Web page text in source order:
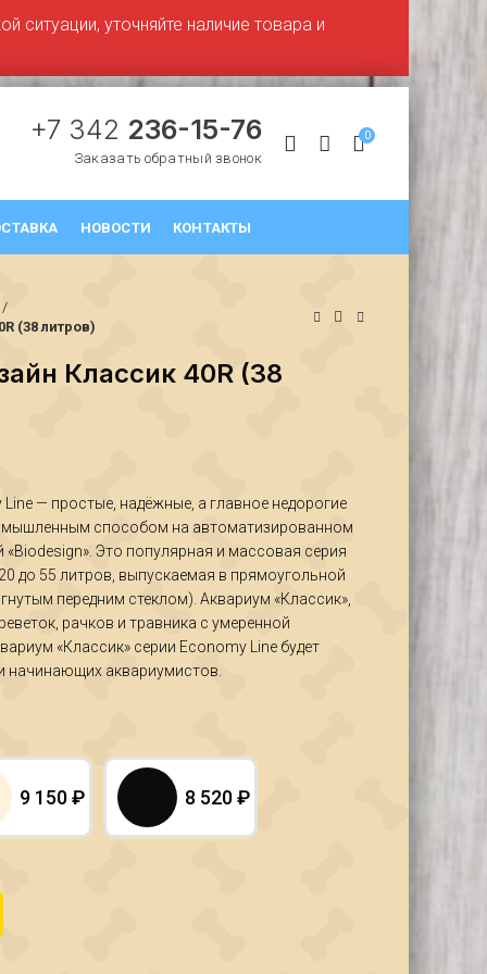
+7 342 236-15-76
Заказать обратный звонок
0
НОВОСТИ КОНТАКТЫ
(38 литров)
Классик 40R (38
— простые, надёжные, а главное недорогие
способом на автоматизированном
Это популярная и массовая серия
до 55 литров, выпускаемая в прямоугольной
передним стеклом). Аквариум «Классик»,
рачков и травника с умеренной
«Классик» серии Economy Line будет
начинающих аквариумистов.
9 150₽ 8 520₽
ситуации, уточняйте наличие товара и